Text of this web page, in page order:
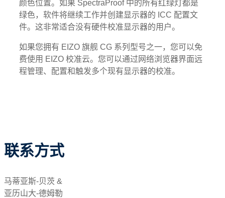
颜色位置。如果 SpectraProof 中的所有红绿灯都是
绿色，软件将继续工作并创建显示器的 ICC 配置文
件。这非常适合没有硬件校准显示器的用户。
如果您拥有 EIZO 旗舰 CG 系列型号之一，您可以免
费使用 EIZO 校准云。您可以通过网络浏览器界面远
程管理、配置和触发多个现有显示器的校准。
联系方式
马蒂亚斯-贝茨 &
亚历山大-德姆勒